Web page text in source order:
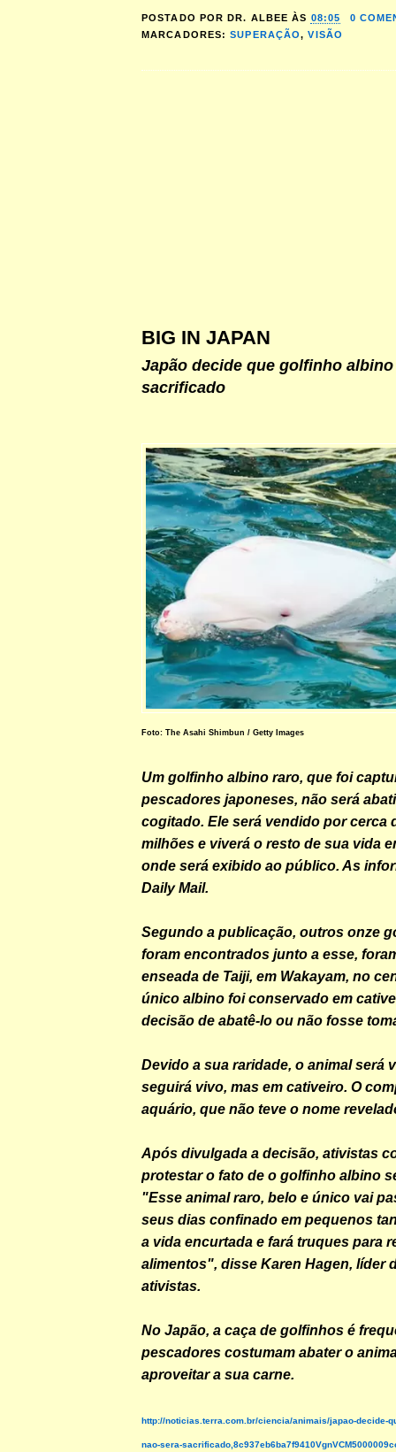
POSTADO POR DR. ALBEE ÀS 08:05
0
MARCADORES:SUPERAÇÃO,VISÃO
BIG IN JAPAN
Japão decide que golfinho
sacrificado
Foto: The Asahi Shimbun / Getty Images
Um golfinho albino raro, que foi
pescadores japoneses, não será
cogitado. Ele será vendido por cerca
milhões e viverá o resto de sua vida
onde será exibido ao público. As
Daily Mail.
Segundo a publicação, outros onze
foram encontrados junto a esse,
enseada de Taiji, em Wakayam, no
único albino foi conservado em
decisão de abatê-lo ou não fosse
Devido a sua raridade, o animal será
seguirá vivo, mas em cativeiro. O
aquário, que não teve o nome
Após divulgada a decisão, ativistas
protestar o fato de o golfinho albino
"Esse animal raro, belo e único vai
seus dias confinado em pequenos
a vida encurtada e fará truques para
alimentos", disse Karen Hagen, líder
ativistas.
No Japão, a caça de golfinhos é
pescadores costumam abater o
aproveitar a sua carne.
http://noticias.terra.com.br/ciencia/animais/japao-decide-
nao-sera-